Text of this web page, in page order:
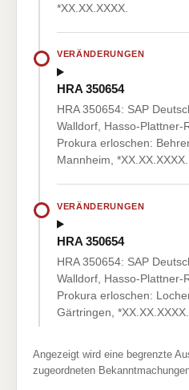
*XX.XX.XXXX.
VERÄNDERUNGEN
HRA 350654
HRA 350654: SAP
Walldorf, Hasso-Plattner-
Prokura erloschen:
Mannheim, *XX.XX.XXXX.
VERÄNDERUNGEN
HRA 350654
HRA 350654: SAP
Walldorf, Hasso-Plattner-
Prokura erloschen:
Gärtringen, *XX.XX.XXXX.
Angezeigt wird eine begrenzte
zugeordneten